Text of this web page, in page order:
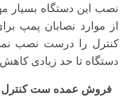
نصب این دستگاه بسیار
از موارد نصابان پمپ
کنترل را درست نصب
دستگاه تا حد زیادی
فروش عمده ست کنترل